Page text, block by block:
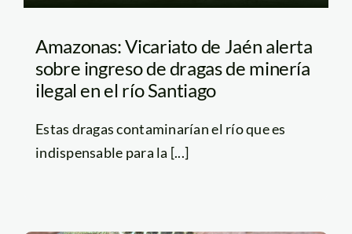
Amazonas: Vicariato de Jaén alerta
sobre ingreso de dragas de minería
ilegal en el río Santiago
Estas dragas contaminarían el río que es
indispensable para la [...]